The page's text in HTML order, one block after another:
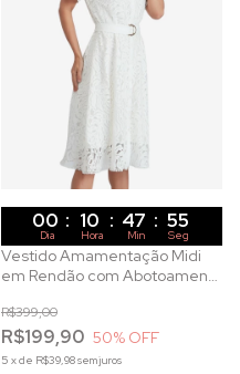
00 : 10 : 47 : 53
Dia Hora Min Seg
Vestido Amamentação Midi
em Rendão com Abotoamento
R$199,90
R$399,00
50% OFF
5 xde R$39,98sem juros